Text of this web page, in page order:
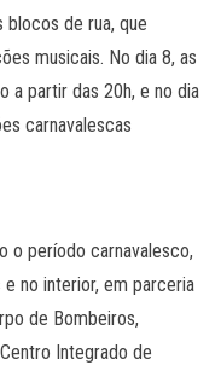
de rua, que
musicais. No dia 8, as
a partir das 20h, e no dia
carnavalescas
o período carnavalesco,
no interior, em parceria
de Bombeiros,
Integrado de